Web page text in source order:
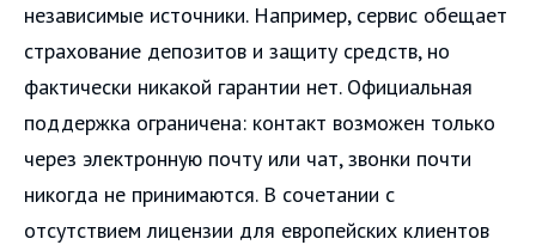
независимые источники. Например, сервис обещает
страхование депозитов и защиту средств, но
фактически никакой гарантии нет. Официальная
поддержка ограничена: контакт возможен только
через электронную почту или чат, звонки почти
никогда не принимаются. В сочетании с
отсутствием лицензии для европейских клиентов